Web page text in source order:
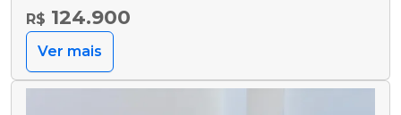
R$ 124.900
Ver mais